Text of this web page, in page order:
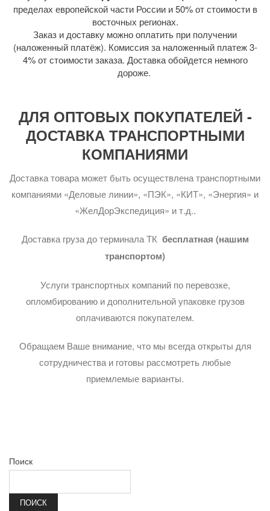
пределах европейской части России и 50% от стоимости в
восточных регионах.
Заказ и доставку можно оплатить при получении
(наложенный платёж). Комиссия за наложенный платеж 3-
4% от стоимости заказа. Доставка обойдется немного
дороже.
ДЛЯ ОПТОВЫХ ПОКУПАТЕЛЕЙ -
ДОСТАВКА ТРАНСПОРТНЫМИ
КОМПАНИЯМИ
Доставка товара может быть осуществлена транспортными
компаниями «Деловые линии», «ПЭК», «КИТ», «Энергия» и
«ЖелДорЭкспедиция» и т.д..
Доставка груза до терминала ТК бесплатная (нашим
транспортом)
Услуги транспортных компаний по перевозке,
опломбированию и дополнительной упаковке грузов
оплачиваются покупателем.
Обращаем Ваше внимание, что мы всегда открыты для
сотрудничества и готовы рассмотреть любые
приемлемые варианты.
Поиск
ПОИСК